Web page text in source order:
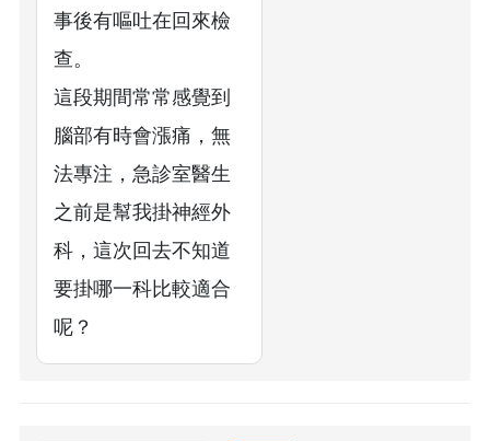
事後有嘔吐在回來檢
查。
這段期間常常感覺到
腦部有時會漲痛，無
法專注，急診室醫生
之前是幫我掛神經外
科，這次回去不知道
要掛哪一科比較適合
呢？